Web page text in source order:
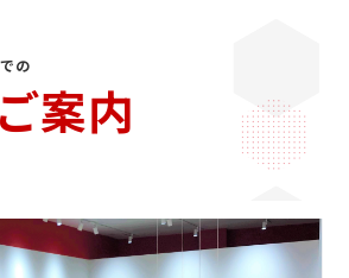
の
ご案内